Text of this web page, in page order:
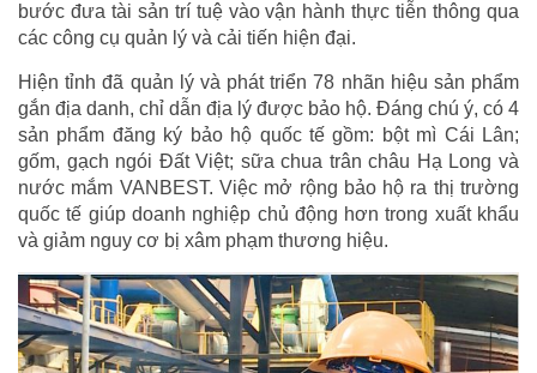
bước đưa tài sản trí tuệ vào vận hành thực tiễn thông qua
các công cụ quản lý và cải tiến hiện đại.
Hiện tỉnh đã quản lý và phát triển 78 nhãn hiệu sản phẩm
gắn địa danh, chỉ dẫn địa lý được bảo hộ. Đáng chú ý, có 4
sản phẩm đăng ký bảo hộ quốc tế gồm: bột mì Cái Lân;
gốm, gạch ngói Đất Việt; sữa chua trân châu Hạ Long và
nước mắm VANBEST. Việc mở rộng bảo hộ ra thị trường
quốc tế giúp doanh nghiệp chủ động hơn trong xuất khẩu
và giảm nguy cơ bị xâm phạm thương hiệu.